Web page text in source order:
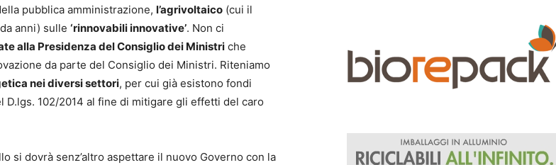
pubblica amministrazione, l’agrivoltaico (cui il
anni) sulle ‘rinnovabili innovative’. Non ci
alla Presidenza del Consiglio dei Ministri che
da parte del Consiglio dei Ministri. Riteniamo
nei diversi settori, per cui già esistono fondi
102/2014 al fine di mitigare gli effetti del caro
si dovrà senz’altro aspettare il nuovo Governo con la